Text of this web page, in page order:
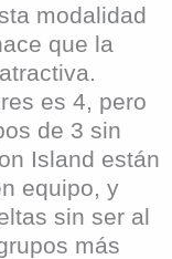
modalidad
que la
es 4, pero
de 3 sin
Island están
equipo, y
sin ser al
más